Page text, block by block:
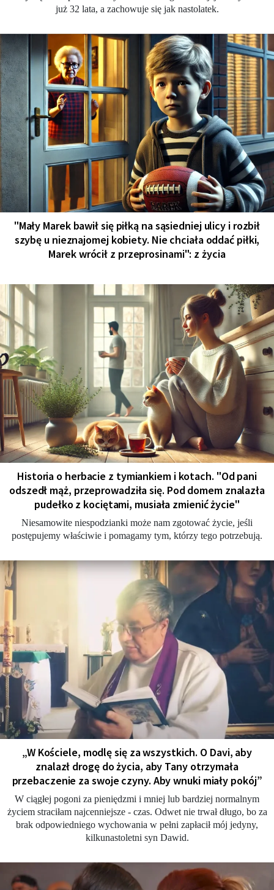
już 32 lata, a zachowuje się jak nastolatek.
"Mały Marek bawił się piłką na sąsiedniej ulicy i rozbił
szybę u nieznajomej kobiety. Nie chciała oddać piłki,
Marek wrócił z przeprosinami": z życia
Historia o herbacie z tymiankiem i kotach. "Od pani
odszedł mąż, przeprowadziła się. Pod domem znalazła
pudełko z kociętami, musiała zmienić życie"
Niesamowite niespodzianki może nam zgotować życie, jeśli
postępujemy właściwie i pomagamy tym, którzy tego potrzebują.
„W Kościele, modlę się za wszystkich. O Davi, aby
znalazł drogę do życia, aby Tany otrzymała
przebaczenie za swoje czyny. Aby wnuki miały pokój”
W ciągłej pogoni za pieniędzmi i mniej lub bardziej normalnym
życiem straciłam najcenniejsze - czas. Odwet nie trwał długo, bo za
brak odpowiedniego wychowania w pełni zapłacił mój jedyny,
kilkunastoletni syn Dawid.